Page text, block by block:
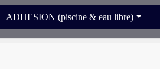
ADHESION (piscine & eau libre)